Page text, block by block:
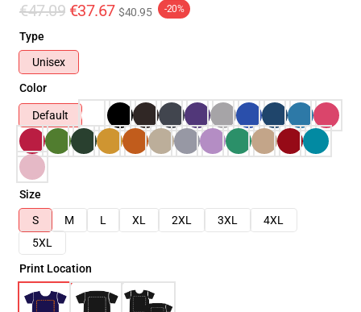
€47.09 €37.67 $40.95 -20%
Type
Unisex
Color
Default
Size
S
M L XL 2XL 3XL
4XL
5XL
Print Location